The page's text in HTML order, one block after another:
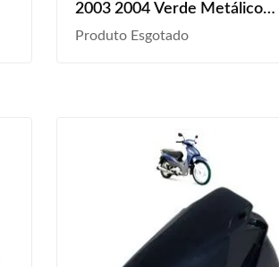
2003 2004 Verde Metálico
Liso
Produto Esgotado